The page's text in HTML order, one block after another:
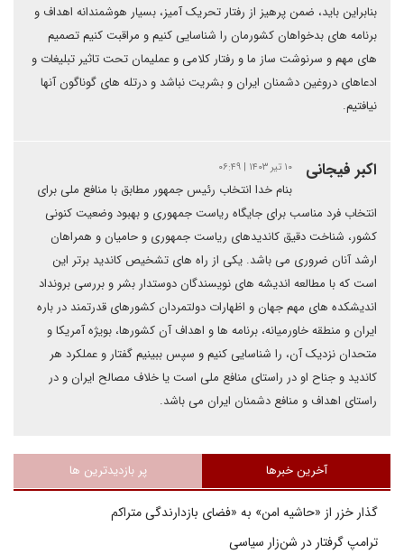
بنابراین باید، ضمن پرهیز از رفتار تحریک آمیز، بسیار هوشمندانه اهداف و
برنامه های بدخواهان کشورمان را شناسایی کنیم و مراقبت کنیم تصمیم
های مهم و سرنوشت ساز ما و رفتار کلامی و عملیمان تحت تاثیر تبلیغات و
ادعاهای دروغین دشمنان ایران و بشریت نباشد و درتله های گوناگون آنها
نیافتیم.
اکبر فیجانی ۱۰ تیر ۱۴۰۳ | ۰۶:۴۹
بنام خدا انتخاب رئیس جمهور مطابق با منافع ملی برای
انتخاب فرد مناسب برای جایگاه ریاست جمهوری و بهبود وضعیت کنونی
کشور، شناخت دقیق کاندیدهای ریاست جمهوری و حامیان و همراهان
ارشد آنان ضروری می باشد. یکی از راه های تشخیص کاندید برتر این
است که با مطالعه اندیشه های نویسندگان دوستدار بشر و بررسی برونداد
اندیشکده های مهم جهان و اظهارات دولتمردان کشورهای قدرتمند در باره
ایران و منطقه خاورمیانه، برنامه ها و اهداف آن کشورها، بویژه آمریکا و
متحدان نزدیک آن، را شناسایی کنیم و سپس ببینیم گفتار و عملکرد هر
کاندید و جناح او در راستای منافع ملی است یا خلاف مصالح ایران و در
راستای اهداف و منافع دشمنان ایران می باشد.
آخرین خبرها پر بازدیدترین ها
گذار خزر از «حاشیه امن» به «فضای بازدارندگی متراکم
ترامپ گرفتار در شن‌زار سیاسی